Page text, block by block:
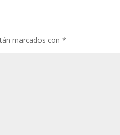
marcados con*